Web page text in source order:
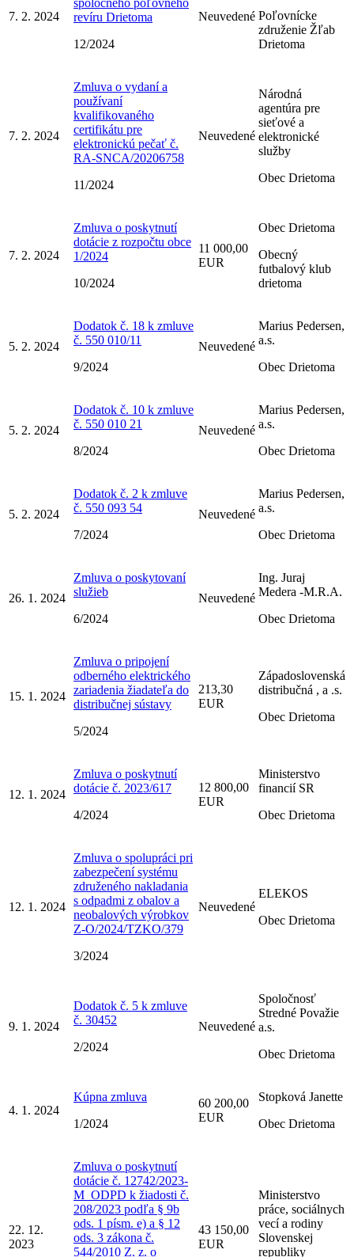
7. 2. 2024
revíru Drietoma
12/2024
Neuvedené Poľovnícke
združenie Žľab
Drietoma
7. 2. 2024
Zmluva o vydaní a
používaní
kvalifikovaného
certifikátu pre
elektronickú pečať č.
RA-SNCA/20206758
11/2024
Neuvedené
Národná
agentúra pre
sieťové a
elektronické
služby
Obec Drietoma
7. 2. 2024
Zmluva o poskytnutí
dotácie z rozpočtu obce
1/2024
10/2024
11 000,00
EUR
Obec Drietoma
Obecný
futbalový klub
drietoma
5. 2. 2024
Dodatok č. 18 k zmluve
č. 550 010/11
9/2024
Neuvedené
Marius Pedersen,
a.s.
Obec Drietoma
5. 2. 2024
Dodatok č. 10 k zmluve
č. 550 010 21
8/2024
Neuvedené
Marius Pedersen,
a.s.
Obec Drietoma
5. 2. 2024
Dodatok č. 2 k zmluve
č. 550 093 54
7/2024
Neuvedené
Marius Pedersen,
a.s.
Obec Drietoma
26. 1. 2024
Zmluva o poskytovaní
služieb
6/2024
Neuvedené
Ing. Juraj
Medera -M.R.A.
Obec Drietoma
15. 1. 2024
Zmluva o pripojení
odberného elektrického
zariadenia žiadateľa do
distribučnej sústavy
5/2024
213,30
EUR
Západoslovenská
distribučná , a .s.
Obec Drietoma
12. 1. 2024
Zmluva o poskytnutí
dotácie č. 2023/617
4/2024
12 800,00
EUR
Ministerstvo
financií SR
Obec Drietoma
12. 1. 2024
Zmluva o spolupráci pri
zabezpečení systému
združeného nakladania
s odpadmi z obalov a
neobalových výrobkov
Z-O/2024/TZKO/379
3/2024
Neuvedené
ELEKOS
Obec Drietoma
9. 1. 2024
Dodatok č. 5 k zmluve
č. 30452
2/2024
Neuvedené
Spoločnosť
Stredné Považie
a.s.
Obec Drietoma
4. 1. 2024
Kúpna zmluva
1/2024
60 200,00
EUR
Stopková Janette
Obec Drietoma
22. 12.
2023
Zmluva o poskytnutí
dotácie č. 12742/2023-
M_ODPD k žiadosti č.
208/2023 podľa § 9b
ods. 1 písm. e) a § 12
ods. 3 zákona č.
544/2010 Z. z. o
43 150,00
EUR
Ministerstvo
práce, sociálnych
vecí a rodiny
Slovenskej
republiky